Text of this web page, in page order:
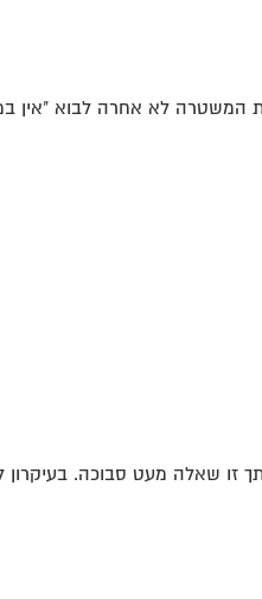
המשטרה לא אחרה לבוא "אין